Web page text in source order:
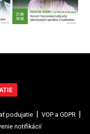
podujatie
VOP a GDPR
notifikácií